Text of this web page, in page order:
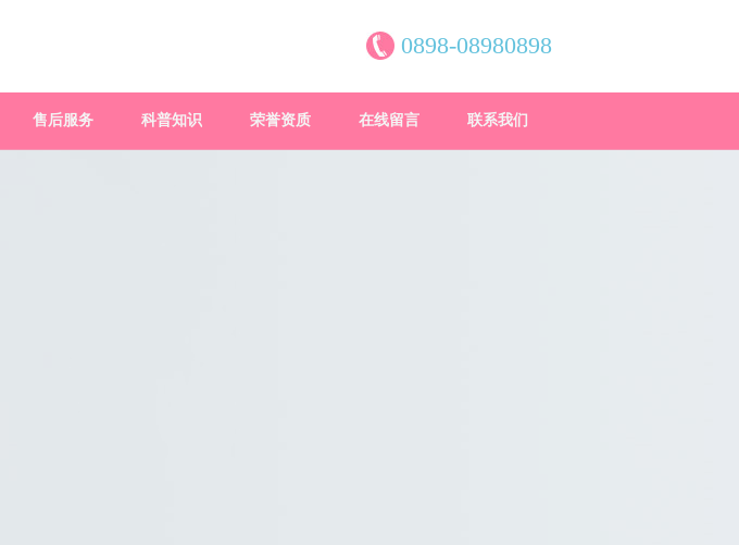
0898-08980898
售后服务 科普知识 荣誉资质 在线留言 联系我们